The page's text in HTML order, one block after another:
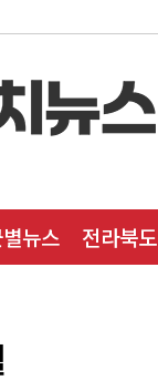
뉴스 전라북도